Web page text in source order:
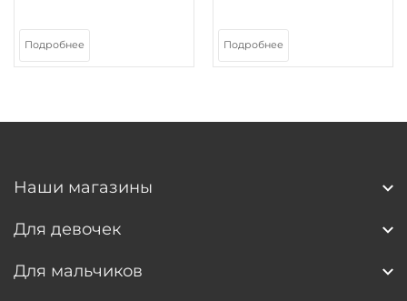
Подробнее Подробнее
Наши магазины
Для девочек
Для мальчиков